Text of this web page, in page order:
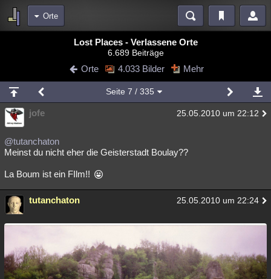
Orte
Blogs Videos
Chat Wiki Neuigkeiten
meine Rubriken
Menschen Mystery Kriminalfälle
Spiritualität
Philosophie Träume Literatur
Astronomie Helpdesk Gruppen Gaming Filme
Musik Verbesserungen Allmystery
Übersichten
Lost Places - Verlassene Orte
6.689 Beiträge
Orte 4.033 Bilder Mehr
Seite 7 / 335
jofe 25.05.2010 um 22:12
@tutanchaton
Meinst du nicht eher die Geisterstadt Boulay??
La Boum ist ein FIlm!!
tutanchaton 25.05.2010 um 22:24